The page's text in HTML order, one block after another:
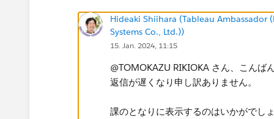
Hideaki Shiihara (Tableau Ambassador
Systems Co., Ltd.))
15. Jan. 2024, 11:15
@TOMOKAZU RIKIOKA​ さん、こんば
返信が遅くなり申し訳ありません。
課のとなりに表示するのはいかがでし